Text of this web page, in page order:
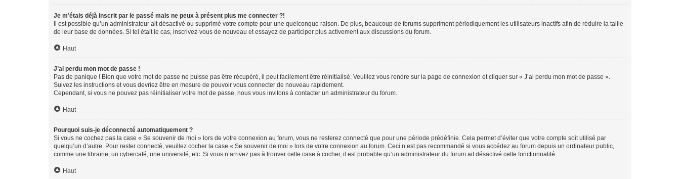
Je m’étais déjà inscrit par le passé mais ne peux à présent plus me connecter ?!
Il est possible qu’un administrateur ait désactivé ou supprimé votre compte pour une quelconque raison. De plus, beaucoup de forums suppriment périodiquement les utilisateurs inactifs afin de réduire la taille
de leur base de données. Si tel était le cas, inscrivez-vous de nouveau et essayez de participer plus activement aux discussions du forum.
Haut
J’ai perdu mon mot de passe !
Pas de panique ! Bien que votre mot de passe ne puisse pas être récupéré, il peut facilement être réinitialisé. Veuillez vous rendre sur la page de connexion et cliquer sur « J’ai perdu mon mot de passe ».
Suivez les instructions et vous devriez être en mesure de pouvoir vous connecter de nouveau rapidement.
Cependant, si vous ne pouvez pas réinitialiser votre mot de passe, nous vous invitons à contacter un administrateur du forum.
Haut
Pourquoi suis-je déconnecté automatiquement ?
Si vous ne cochez pas la case « Se souvenir de moi » lors de votre connexion au forum, vous ne resterez connecté que pour une période prédéfinie. Cela permet d’éviter que votre compte soit utilisé par
quelqu’un d’autre. Pour rester connecté, veuillez cocher la case « Se souvenir de moi » lors de votre connexion au forum. Ceci n’est pas recommandé si vous accédez au forum depuis un ordinateur public,
comme une librairie, un cybercafé, une université, etc. Si vous n’arrivez pas à trouver cette case à cocher, il est probable qu’un administrateur du forum ait désactivé cette fonctionnalité.
Haut